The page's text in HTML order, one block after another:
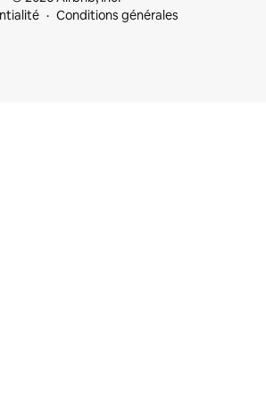
Conditions générales